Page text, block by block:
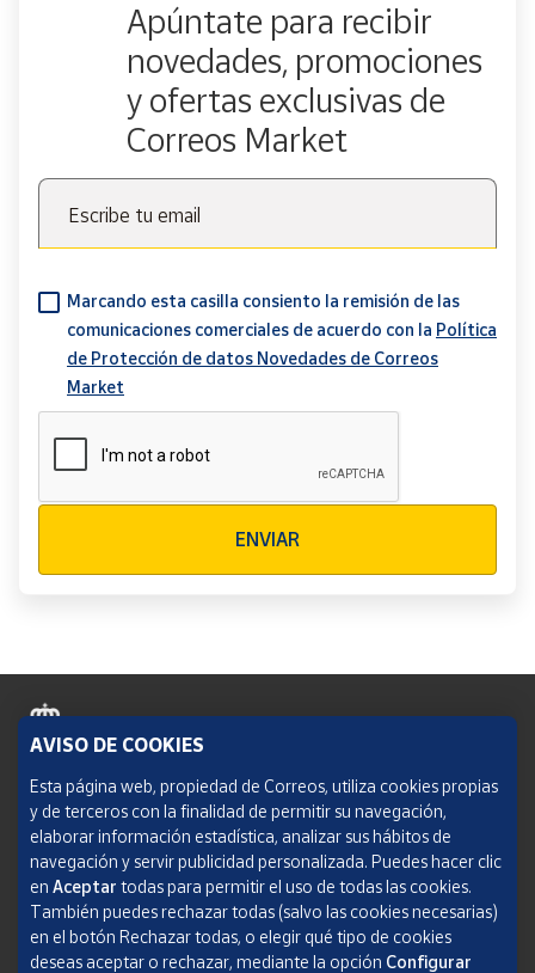
Apúntate para recibir
novedades, promociones
y ofertas exclusivas de
Correos Market
Escribe tu email
Marcando esta casilla consiento la remisión de las
comunicaciones comerciales de acuerdo con la Política
de Protección de datos Novedades de Correos
Market
ENVIAR
Política de cookies
Aviso legal
Condiciones del servicio
Política de Privacidad Web
AVISO DE COOKIES
Esta página web, propiedad de Correos, utiliza cookies propias
y de terceros con la finalidad de permitir su navegación,
elaborar información estadística, analizar sus hábitos de
navegación y servir publicidad personalizada. Puedes hacer clic
en Aceptar todas para permitir el uso de todas las cookies.
También puedes rechazar todas (salvo las cookies necesarias)
en el botón Rechazar todas, o elegir qué tipo de cookies
deseas aceptar o rechazar, mediante la opción Configurar